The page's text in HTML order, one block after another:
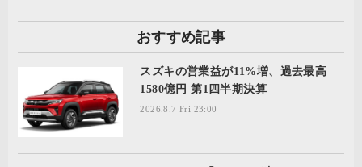
おすすめ記事
スズキの営業益が11%増、過去最高
1580億円 第1四半期決算
2026.8.7 Fri 23:00